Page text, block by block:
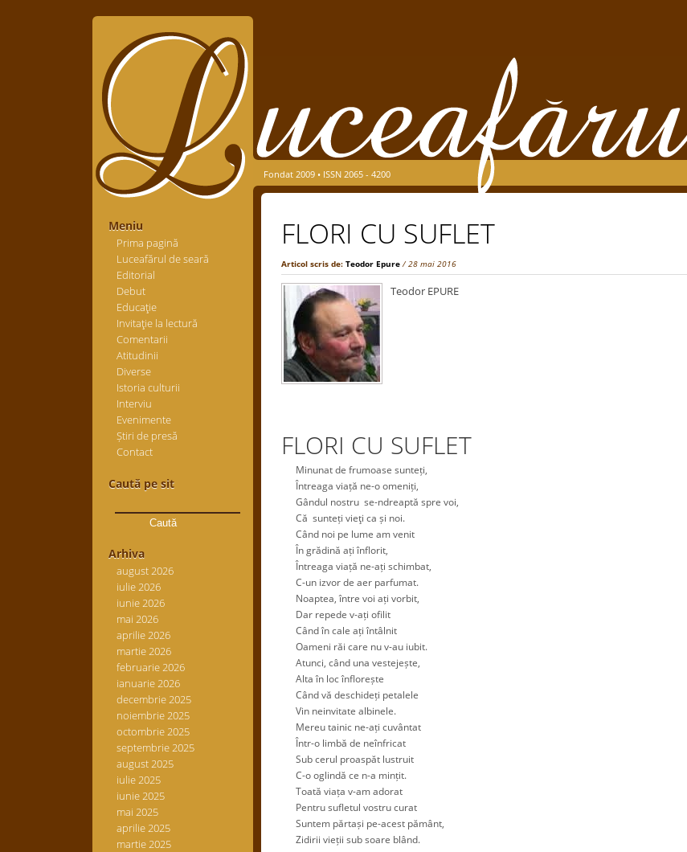
Meniu
Prima pagină
Luceafărul de seară
Editorial
Debut
Educaţie
Invitaţie la lectură
Comentarii
Atitudinii
Diverse
Istoria culturii
Interviu
Evenimente
Știri de presă
Contact
Caută pe sit
după:
Arhiva
august 2026
iulie 2026
iunie 2026
mai 2026
aprilie 2026
martie 2026
februarie 2026
ianuarie 2026
decembrie 2025
noiembrie 2025
octombrie 2025
septembrie 2025
august 2025
iulie 2025
iunie 2025
mai 2025
aprilie 2025
martie 2025
Fondat 2009 • ISSN 2065 - 4200
FLORI CU SUFLET
Articol scris de: Teodor Epure / 28 mai 2016
Teodor EPURE
FLORI CU SUFLET
Minunat de frumoase sunteți,
Întreaga viață ne-o omeniți,
Gândul nostru se-ndreaptă spre voi,
Că sunteți vieţi ca și noi.
Când noi pe lume am venit
În grădină ați înflorit,
Întreaga viață ne-ați schimbat,
C-un izvor de aer parfumat.
Noaptea, între voi ați vorbit,
Dar repede v-ați ofilit
Când în cale ați întâlnit
Oameni răi care nu v-au iubit.
Atunci, când una vestejește,
Alta în loc înflorește
Când vă deschideți petalele
Vin neinvitate albinele.
Mereu tainic ne-ați cuvântat
Într-o limbă de neînfricat
Sub cerul proaspăt lustruit
C-o oglindă ce n-a mințit.
Toată viața v-am adorat
Pentru sufletul vostru curat
Suntem părtași pe-acest pământ,
Zidirii vieții sub soare blând.